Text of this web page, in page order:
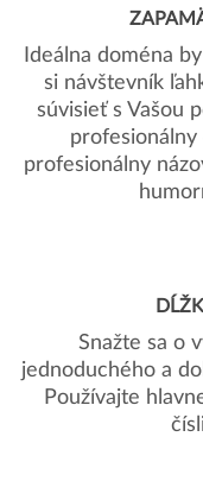
Ideálna doména
si návštevník
súvisieť s Vašou
profesionálny
Snažte sa o
jednoduchého a
Používajte